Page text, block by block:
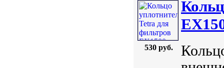
530 руб.